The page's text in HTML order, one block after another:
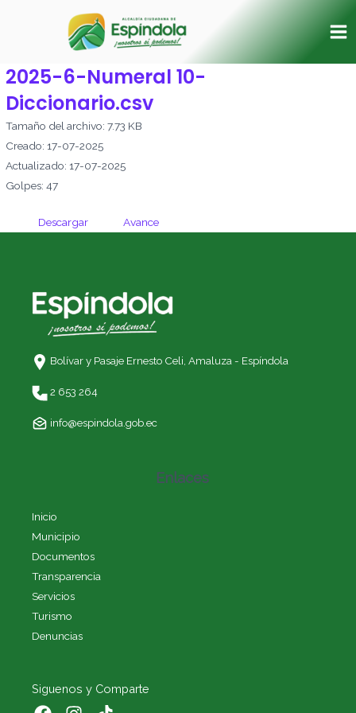
2025-6-Numeral 10-
Diccionario.csv
Tamaño del archivo: 7.73 KB
Creado: 17-07-2025
Actualizado: 17-07-2025
Golpes: 47
Descargar Avance
Bolívar y Pasaje Ernesto Celi, Amaluza - Espíndola
2 653 264
info@espindola.gob.ec
Enlaces
Inicio
Municipio
Documentos
Transparencia
Servicios
Turismo
Denuncias
Siguenos y Comparte